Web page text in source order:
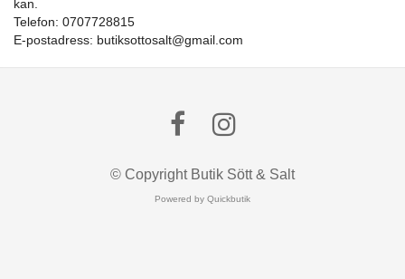
kan.
Telefon: 0707728815
E-postadress: butiksottosalt@gmail.com
© Copyright Butik Sött & Salt
Powered by Quickbutik